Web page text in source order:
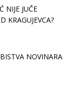
NIJE JUČE
KRAGUJEVCA?
NOVINARA